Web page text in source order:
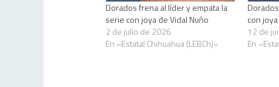
Dorados frena al líder y empata la
serie con joya de Vidal Nuño
2 de julio de 2026
En «Estatal Chihuahua (LEBCh)»
con
12 de
En